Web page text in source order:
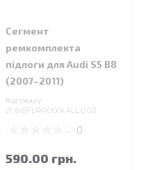
Сегмент
ремкомплекта
підлоги для Audi S5 B8
(2007–2011)
Код товару:
21.WBFLRPXXXX.ALL.0.00
0
590.00 грн.